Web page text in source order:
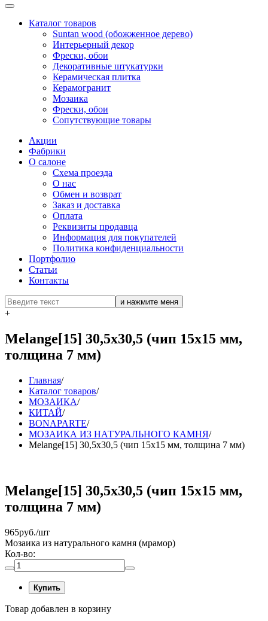
Каталог товаров
Suntan wood (обожженное дерево)
Интерьерный декор
Фрески, обои
Декоративные штукатурки
Керамическая плитка
Керамогранит
Мозаика
Фрески, обои
Сопутствующие товары
Акции
Фабрики
О салоне
Схема проезда
О нас
Обмен и возврат
Заказ и доставка
Оплата
Реквизиты продавца
Информация для покупателей
Политика конфиденциальности
Портфолио
Статьи
Контакты
+
Melange[15] 30,5x30,5 (чип 15х15 мм,
толщина 7 мм)
Главная/
Каталог товаров/
МОЗАИКА/
КИТАЙ/
BONAPARTE/
МОЗАИКА ИЗ НАТУРАЛЬНОГО КАМНЯ/
Melange[15] 30,5x30,5 (чип 15х15 мм, толщина 7 мм)
Melange[15] 30,5x30,5 (чип 15х15 мм,
толщина 7 мм)
965руб./шт
Мозаика из натурального камня (мрамор)
Кол-во:
Купить
Товар добавлен в корзину